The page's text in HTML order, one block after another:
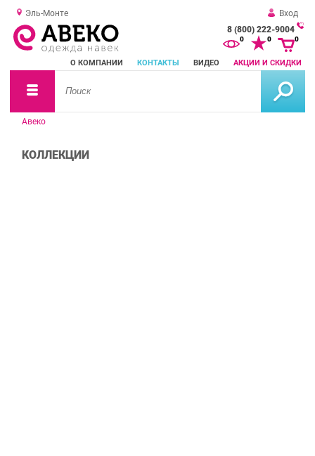
Эль-Монте
Вход
8 (800) 222-9004
О КОМПАНИИ КОНТАКТЫ ВИДЕО АКЦИИ И СКИДКИ
0 0 0
Авеко
КОЛЛЕКЦИИ